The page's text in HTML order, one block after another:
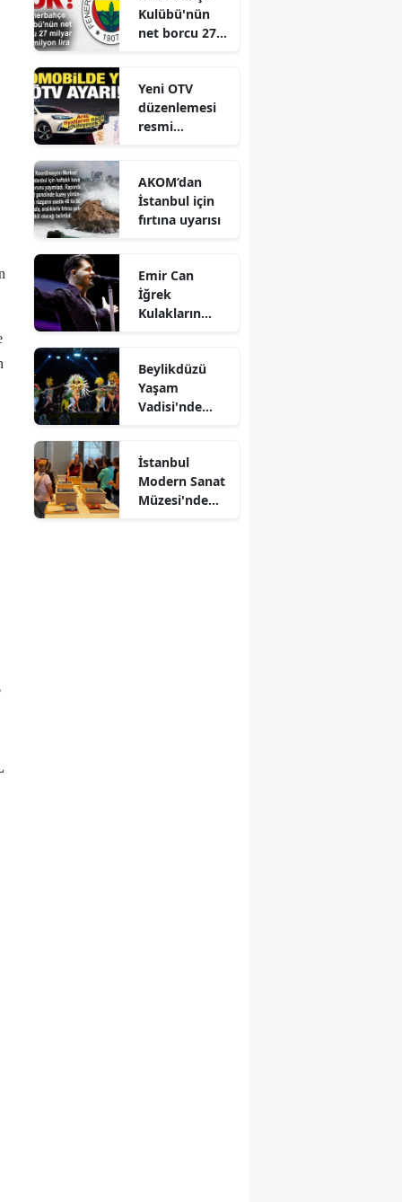
iKulübü'nün
net borcu 27
Yeni OTV
düzenlemesi
resmi
AKOM’dan
İstanbul için
fırtına uyarısı
Emir Can
İğrek
Kulakların
Beylikdüzü
Yaşam
Vadisi'nde
İstanbul
Modern Sanat
Müzesi'nde